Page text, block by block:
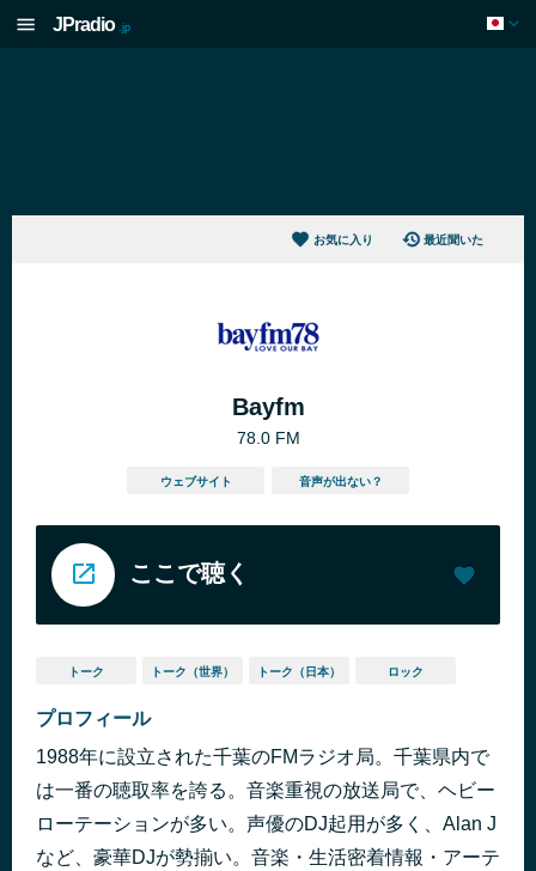
JPradio .jp
お気に入り 最近聞いた
Bayfm
78.0 FM
ウェブサイト 音声が出ない？
ここで聴く
トーク トーク（世界） トーク（日本） ロック
プロフィール
1988年に設立された千葉のFMラジオ局。千葉県内で
は一番の聴取率を誇る。音楽重視の放送局で、ヘビー
ローテーションが多い。声優のDJ起用が多く、Alan J
など、豪華DJが勢揃い。音楽・生活密着情報・アーテ